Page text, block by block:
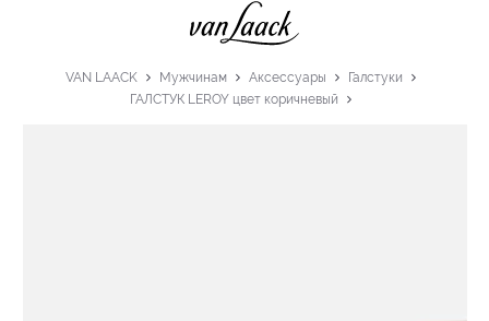
VAN LAACK Мужчинам Аксессуары
Галстуки
ГАЛСТУК LEROY цвет коричневый